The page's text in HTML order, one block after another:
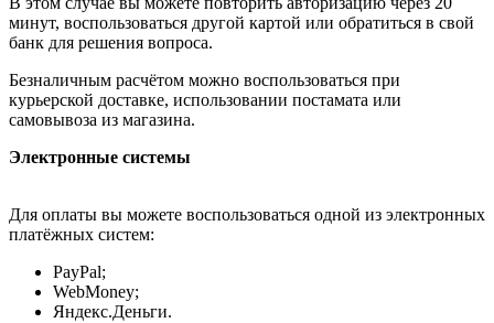
минут, воспользоваться другой картой или обратиться в свой
банк для решения вопроса.
Безналичным расчётом можно воспользоваться при
курьерской доставке, использовании постамата или
самовывоза из магазина.
Электронные системы
Для оплаты вы можете воспользоваться одной из электронных
платёжных систем:
PayPal;
WebMoney;
Яндекс.Деньги.